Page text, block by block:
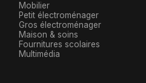
Mobilier
Petit électroménager
Gros électroménager
Maison & soins
Fournitures scolaires
Multimédia